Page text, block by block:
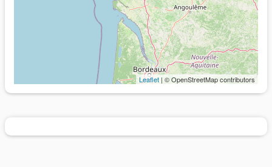
Leaflet | © OpenStreetMap contributors